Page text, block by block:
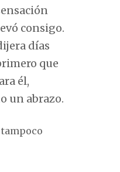
consigo.
días
que
él,
un abrazo.